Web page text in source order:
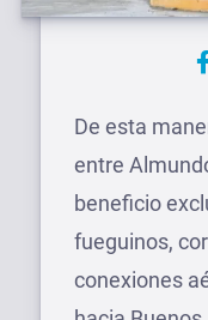
De esta
entre
beneficio
fueguinos,
conexiones